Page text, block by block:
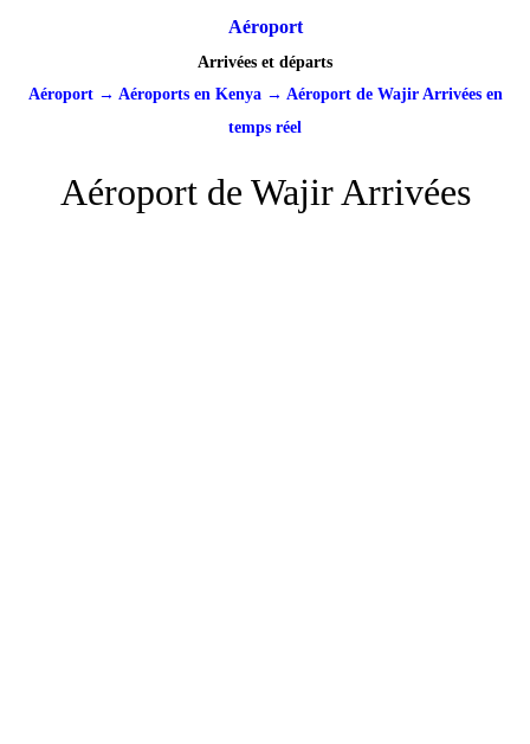
Aéroport
Arrivées et départs
Aéroport→ Aéroports en Kenya→ Aéroport de Wajir Arrivées en
temps réel
Aéroport de Wajir Arrivées